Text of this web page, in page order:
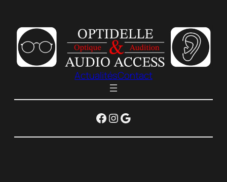
contenu
ActualitésContact
Facebook
Instagram
Google